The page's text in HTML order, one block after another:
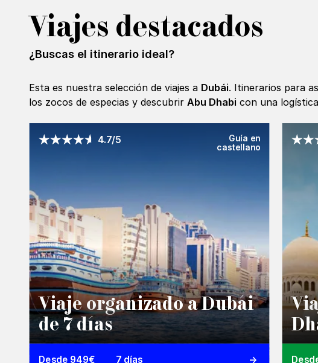
Viajes destacados
¿Buscas el itinerario ideal?
Esta es nuestra selección de viajes a Dubái. Itinerarios para
los zocos de especias y descubrir Abu Dhabi con una
4.7/5
Guía en
castellano
Viaje organizado a Dubái
de 7 días
Desde 949€ 7 días